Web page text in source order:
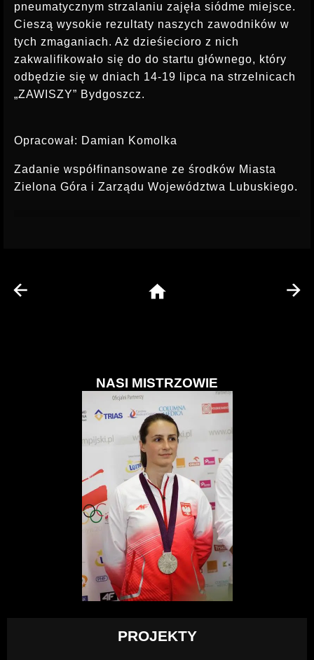
pneumatycznym strzalaniu zajęła siódme miejsce.
Cieszą wysokie rezultaty naszych zawodników w
tych zmaganiach. Aż dzieśiecioro z nich
zakwalifikowało się do do startu głównego, który
odbędzie się w dniach 14-19 lipca na strzelnicach
„ZAWISZY” Bydgoszcz.
Opracował: Damian Komolka
Zadanie współfinansowane ze środków Miasta
Zielona Góra i Zarządu Województwa Lubuskiego.
NASI MISTRZOWIE
PROJEKTY